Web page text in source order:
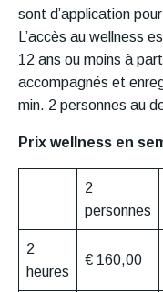
sont d’application
L’accès au wellness
12 ans ou moins à
accompagnés et
min. 2 personnes au
Prix wellness en
2
personnes
2
heures
€ 160,00